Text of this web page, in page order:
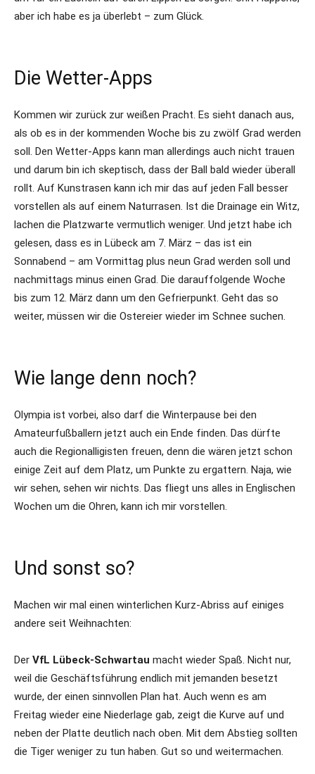
aber ich habe es ja überlebt – zum Glück.
Die Wetter-Apps
Kommen wir zurück zur weißen Pracht. Es sieht danach aus,
als ob es in der kommenden Woche bis zu zwölf Grad werden
soll. Den Wetter-Apps kann man allerdings auch nicht trauen
und darum bin ich skeptisch, dass der Ball bald wieder überall
rollt. Auf Kunstrasen kann ich mir das auf jeden Fall besser
vorstellen als auf einem Naturrasen. Ist die Drainage ein Witz,
lachen die Platzwarte vermutlich weniger. Und jetzt habe ich
gelesen, dass es in Lübeck am 7. März – das ist ein
Sonnabend – am Vormittag plus neun Grad werden soll und
nachmittags minus einen Grad. Die darauffolgende Woche
bis zum 12. März dann um den Gefrierpunkt. Geht das so
weiter, müssen wir die Ostereier wieder im Schnee suchen.
Wie lange denn noch?
Olympia ist vorbei, also darf die Winterpause bei den
Amateurfußballern jetzt auch ein Ende finden. Das dürfte
auch die Regionalligisten freuen, denn die wären jetzt schon
einige Zeit auf dem Platz, um Punkte zu ergattern. Naja, wie
wir sehen, sehen wir nichts. Das fliegt uns alles in Englischen
Wochen um die Ohren, kann ich mir vorstellen.
Und sonst so?
Machen wir mal einen winterlichen Kurz-Abriss auf einiges
andere seit Weihnachten:
Der VfL Lübeck-Schwartau macht wieder Spaß. Nicht nur,
weil die Geschäftsführung endlich mit jemanden besetzt
wurde, der einen sinnvollen Plan hat. Auch wenn es am
Freitag wieder eine Niederlage gab, zeigt die Kurve auf und
neben der Platte deutlich nach oben. Mit dem Abstieg sollten
die Tiger weniger zu tun haben. Gut so und weitermachen.